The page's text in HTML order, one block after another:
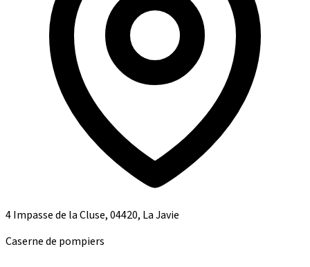
4 Impasse de la Cluse, 04420, La Javie
Caserne de pompiers